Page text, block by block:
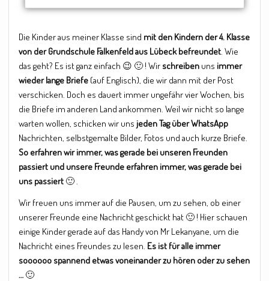
Die Kinder aus meiner Klasse sind mit den Kindern der 4. Klasse
von der Grundschule Falkenfeld aus Lübeck befreundet. Wie
das geht? Es ist ganz einfach 😉 🙂 ! Wir schreiben uns immer
wieder lange Briefe (auf Englisch), die wir dann mit der Post
verschicken. Doch es dauert immer ungefähr vier Wochen, bis
die Briefe im anderen Land ankommen. Weil wir nicht so lange
warten wollen, schicken wir unsjeden Tag über WhatsApp
Nachrichten, selbstgemalte Bilder, Fotos und auch kurze Briefe.
So erfahren wir immer, was gerade bei unseren Freunden
passiert und unsere Freunde erfahren immer, was gerade bei
uns passiert 🙂 .
Wir freuen uns immer auf die Pausen, um zu sehen, ob einer
unserer Freunde eine Nachricht geschickt hat 🙂 ! Hier schauen
einige Kinder gerade auf das Handy von Mr Lekanyane, um die
Nachricht eines Freundes zu lesen. Es ist für alle immer
soooooo spannend etwas voneinander zu hören oder zu sehen
… 🙂